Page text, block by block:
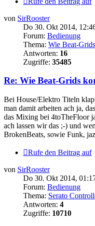
von SirRooster
Do 30. Okt 2014,
Forum: Bedienung
Thema: Wie Beat-
Antworten: 16
Zugriffe: 35485
Re: Wie Beat-Grids
Bei House/Elektro Titeln
man damit arbeiten ach ja,
das Mixing bei 4toTheFloor
ach lassen wir das ;-) und
BrokenBeats, sowie Funk,
Rufe den Beitrag auf
von SirRooster
Do 30. Okt 2014,
Forum: Bedienung
Thema: Serato
Antworten: 4
Zugriffe: 10710